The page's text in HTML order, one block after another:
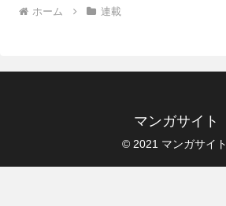
ホーム 連載
マンガサイト
© 2021 マンガサイト.